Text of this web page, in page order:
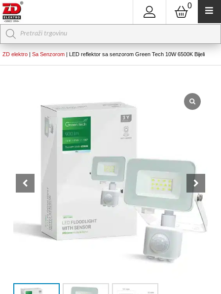
0
Products
search
ZD elektro | Sa Senzorom | LED reflektor sa senzorom Green Tech 10W 6500K Bijeli